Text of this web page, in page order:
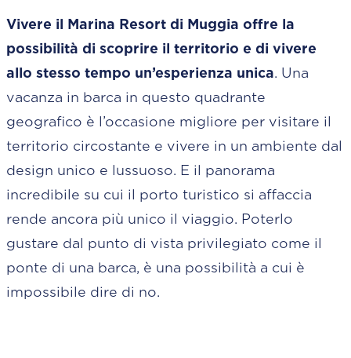
Vivere il Marina Resort di Muggia offre la
possibilità di scoprire il territorio e di vivere
allo stesso tempo un’esperienza unica. Una
vacanza in barca in questo quadrante
geografico è l’occasione migliore per visitare il
territorio circostante e vivere in un ambiente dal
design unico e lussuoso. E il panorama
incredibile su cui il porto turistico si affaccia
rende ancora più unico il viaggio. Poterlo
gustare dal punto di vista privilegiato come il
ponte di una barca, è una possibilità a cui è
impossibile dire di no.